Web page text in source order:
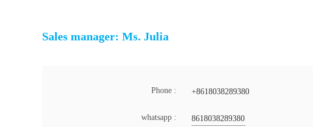
Sales manager: Ms. Julia
Phone : +8618038289380
whatsapp : 8618038289380